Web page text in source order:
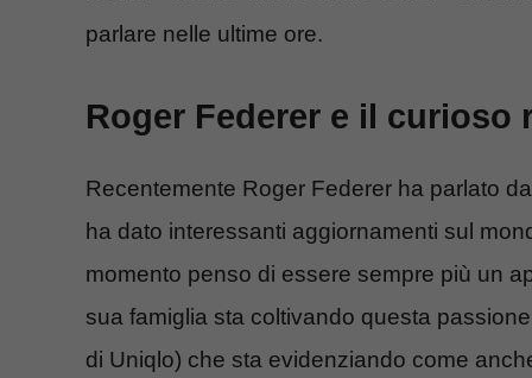
parlare nelle ultime ore.
Roger Federer e il
Recentemente Roger Federer ha parlato
ha dato interessanti aggiornamenti sul
momento penso di essere sempre più un
sua famiglia sta coltivando questa
di Uniqlo) che sta evidenziando come